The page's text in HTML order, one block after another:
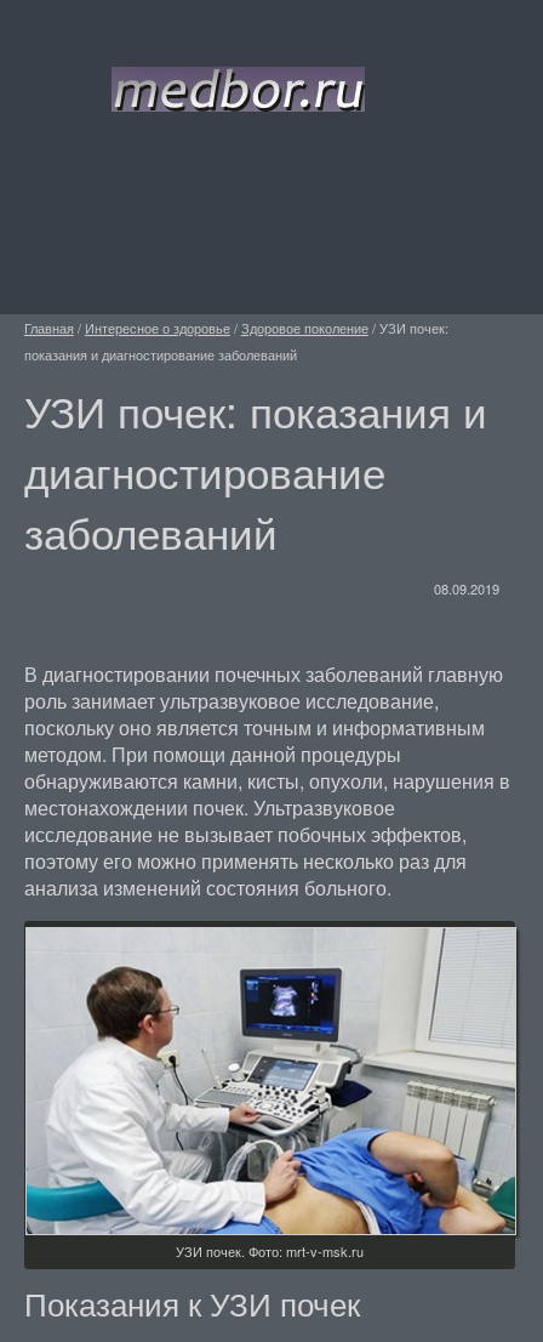
Главная / Интересное о здоровье/Здоровое поколение/УЗИ почек:
показания и диагностирование заболеваний
УЗИ почек: показания и
диагностирование
заболеваний
08.09.2019
В диагностировании почечных заболеваний главную
роль занимает ультразвуковое исследование,
поскольку оно является точным и информативным
методом. При помощи данной процедуры
обнаруживаются камни, кисты, опухоли, нарушения в
местонахождении почек. Ультразвуковое
исследование не вызывает побочных эффектов,
поэтому его можно применять несколько раз для
анализа изменений состояния больного.
УЗИ почек. Фото: mrt-v-msk.ru
Показания к УЗИ почек